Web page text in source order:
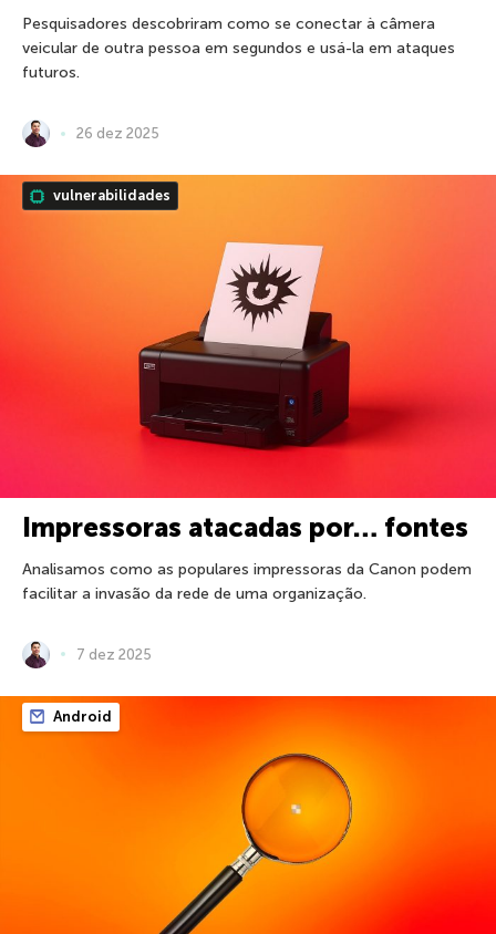
Pesquisadores descobriram como se conectar à câmera
veicular de outra pessoa em segundos e usá-la em ataques
futuros.
26 dez 2025
vulnerabilidades
Impressoras atacadas por… fontes
Analisamos como as populares impressoras da Canon podem
facilitar a invasão da rede de uma organização.
7 dez 2025
Android